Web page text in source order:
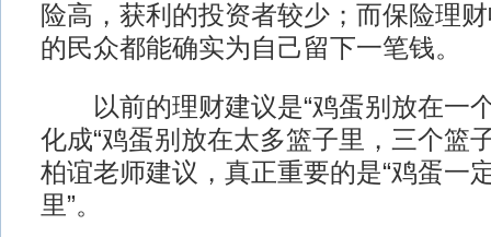
险高，获利的投资者较少；而保险理
的民众都能确实为自己留下一笔钱。
以前的理财建议是“鸡蛋别放在一
化成“鸡蛋别放在太多篮子里，三个篮
柏谊老师建议，真正重要的是“鸡蛋一
里”。